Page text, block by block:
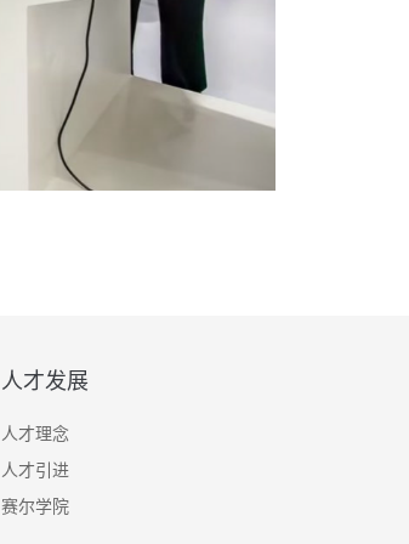
人才发展
人才理念
人才引进
赛尔学院